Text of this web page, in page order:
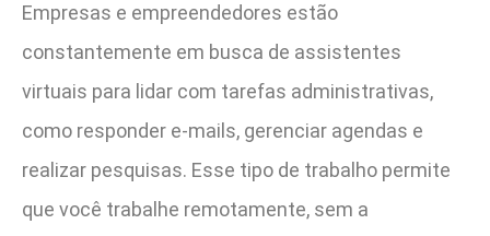
Empresas e empreendedores estão
constantemente em busca de assistentes
virtuais para lidar com tarefas administrativas,
como responder e-mails, gerenciar agendas e
realizar pesquisas. Esse tipo de trabalho permite
que você trabalhe remotamente, sem a